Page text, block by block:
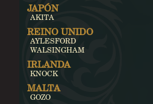
JAPÓN
AKITA
REINO UNIDO
AYLESFORD
WALSINGHAM
IRLANDA
KNOCK
MALTA
GOZO